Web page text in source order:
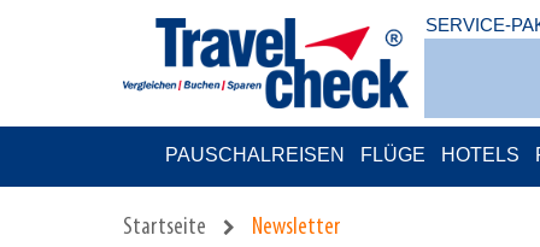
SERVICE-
PAUSCHALREISEN FLÜGE HOTELS
Startseite Newsletter